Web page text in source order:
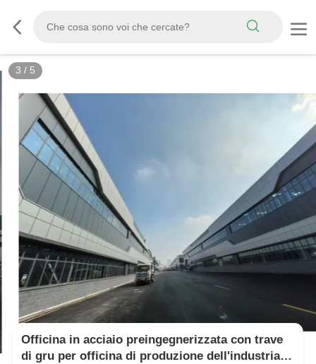
3 / 5
Officina in acciaio preingegnerizzata con trave
di gru per officina di produzione dell'industria